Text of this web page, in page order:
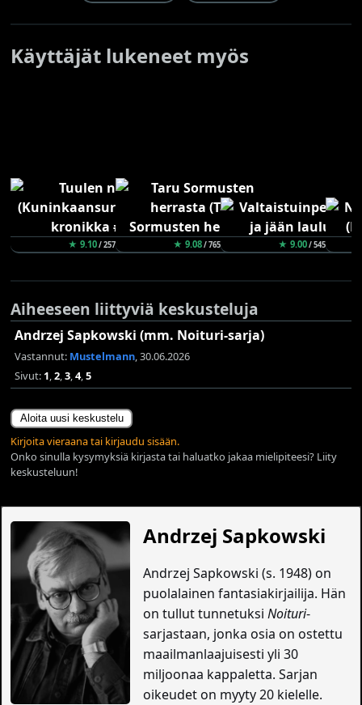
Käyttäjät lukeneet myös
★ 9.10/ 257 ★ 9.08/ 765 ★ 9.00/ 545
Aiheeseen liittyviä keskusteluja
Andrzej Sapkowski (mm. Noituri-sarja)
Vastannut: Mustelmann , 30.06.2026
Sivut: 1 ,2 ,3 ,4,5
Aloita uusi keskustelu
Kirjoita vieraana tai kirjaudu sisään.
Onko sinulla kysymyksiä kirjasta tai haluatko jakaa mielipiteesi? Liity
keskusteluun!
Andrzej Sapkowski
Andrzej Sapkowski (s. 1948) on
puolalainen fantasiakirjailija. Hän
on tullut tunnetuksi Noituri-
sarjastaan, jonka osia on ostettu
maailmanlaajuisesti yli 30
miljoonaa kappaletta. Sarjan
oikeudet on myyty 20 kielelle.